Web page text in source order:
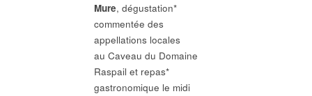
Mure, dégustation*
commentée des
appellations locales
au Caveau du Domaine
Raspail et repas*
gastronomique le midi